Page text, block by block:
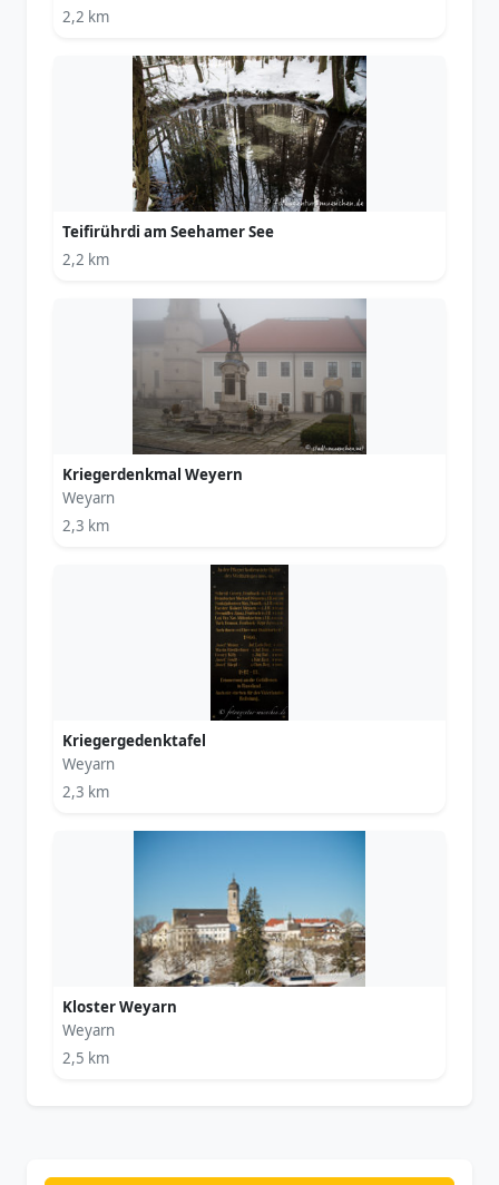
2,2 km
Teifirührdi am Seehamer See
2,2 km
Kriegerdenkmal Weyern
Weyarn
2,3 km
Kriegergedenktafel
Weyarn
2,3 km
Kloster Weyarn
Weyarn
2,5 km